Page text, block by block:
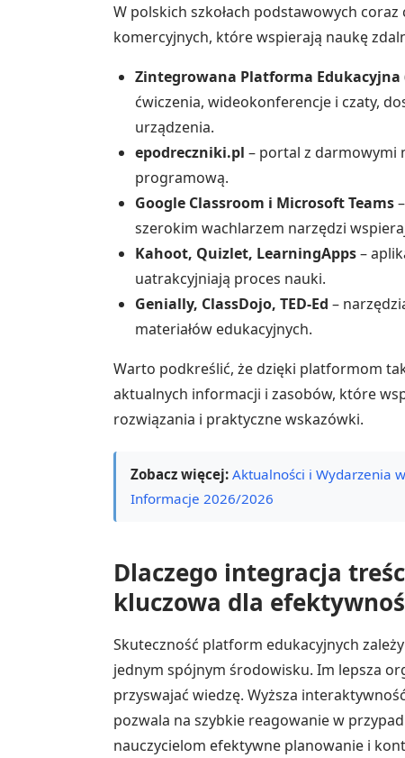
W polskich szkołach podstawowych
komercyjnych, które wspierają naukę
Zintegrowana Platforma Edukacyjna
ćwiczenia, wideokonferencje i czaty,
urządzenia.
epodreczniki.pl – portal z darmowymi
programową.
Google Classroom i Microsoft Teams
szerokim wachlarzem narzędzi
Kahoot, Quizlet, LearningApps–
uatrakcyjniają proces nauki.
Genially, ClassDojo, TED-Ed –
materiałów edukacyjnych.
Warto podkreślić, że dzięki platformom
aktualnych informacji i zasobów, które
rozwiązania i praktyczne wskazówki.
Zobacz więcej: Aktualności i Wydarzenia
Informacje 2026/2026
Dlaczego integracja
kluczowa dla
Skuteczność platform edukacyjnych
jednym spójnym środowisku. Im lepsza
przyswajać wiedzę. Wyższa
pozwala na szybkie reagowanie w
nauczycielom efektywne planowanie i